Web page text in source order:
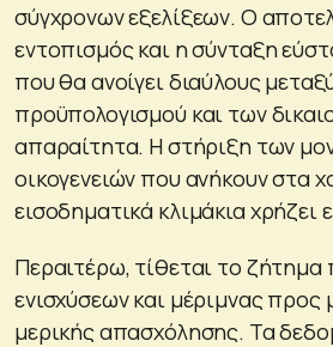
σύγχρονων εξελίξεων. Ο
εντοπισμός και η σύνταξη
που θα ανοίγει διαύλους
προϋπολογισμού και των
απαραίτητα. Η στήριξη των
οικογενειών που ανήκουν στα
εισοδηματικά κλιμάκια χρήζει
Περαιτέρω, τίθεται το
ενισχύσεων και μέριμνας προς
μερικής απασχόλησης. Τα